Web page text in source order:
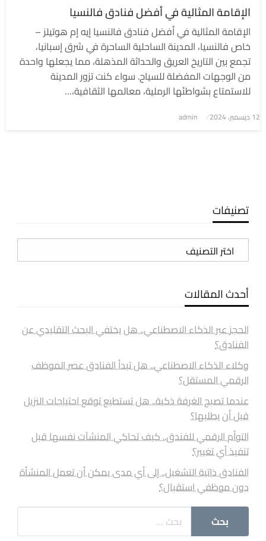
الإقامة المثالية في أفضل فنادق فالنسيا
الإقامة المثالية في أفضل فنادق فالنسيا إيه إم هوتيلز –
خاص فالنسيا، المدينة الساحلية الساحرة في شرق إسبانيا،
تجمع بين التاريخ العريق والحداثة المذهلة، مما يجعلها واحدة
من الوجهات المفضلة للسياح. سواء كنت تزور المدينة
للاستمتاع بشواطئها الرملية، معالمها الثقافية،…
نُشر
12 ديسمبر، 2024 admin
تصنيفات
تصنيفات
أحدث المقالات
الحجز عبر الذكاء الاصطناعي.. هل يختفي البحث التقليدي عن
الفنادق؟
وكلاء الذكاء الاصطناعي.. هل تبدأ الفنادق عصر الموظف
الرقمي المستقل؟
عندما تصبح الغرفة ذكية.. هل تستطيع توقع احتياجات النزيل
قبل أن يطلبها؟
التوأم الرقمي للفندق.. كيف تحاكي المنشآت نفسها قبل
تنفيذ أي تغيير؟
الفنادق ذاتية التشغيل.. إلى أي مدى يمكن أن تعمل المنشأة
دون موظفي استقبال؟